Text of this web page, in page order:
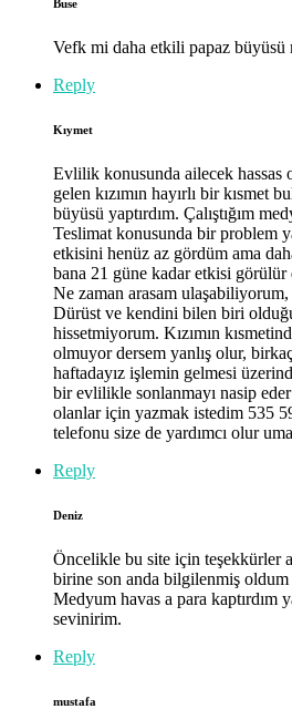
Buse
Vefk mi daha etkili papaz büyüsü
Reply
Kıymet
Evlilik konusunda ailecek hassas
gelen kızımın hayırlı bir kısmet
büyüsü yaptırdım. Çalıştığım
Teslimat konusunda bir problem
etkisini henüz az gördüm ama
bana 21 güne kadar etkisi
Ne zaman arasam ulaşabiliyorum,
Dürüst ve kendini bilen biri
hissetmiyorum. Kızımın
olmuyor dersem yanlış olur,
haftadayız işlemin gelmesi
bir evlilikle sonlanmayı nasip eder
olanlar için yazmak istedim 535
telefonu size de yardımcı olur
Reply
Deniz
Öncelikle bu site için teşekkürler
birine son anda bilgilenmiş oldum
Medyum havas a para kaptırdım
sevinirim.
Reply
mustafa